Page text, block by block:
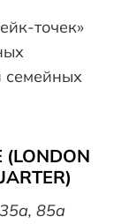
точек»
семейных
(LONDON
85a